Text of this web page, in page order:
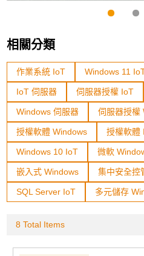
相關分類
作業系統 IoT Windows 11
IoT 伺服器 伺服器授權 IoT
Windows 伺服器 伺服器授權
授權軟體 Windows 授權軟體
Windows 10 IoT 微軟
嵌入式 Windows 集中安全控
SQL Server IoT 多元儲存
8 Total Items